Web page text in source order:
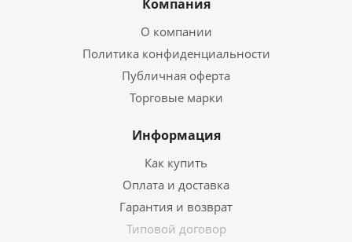
Компания
О компании
Политика конфиденциальности
Публичная оферта
Торговые марки
Информация
Как купить
Оплата и доставка
Гарантия и возврат
Типовой договор